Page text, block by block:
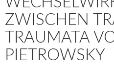
ZWISCHEN
TRAUMATA
PIETROWSKY